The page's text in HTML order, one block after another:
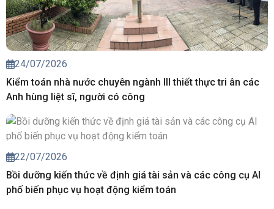
24/07/2026
Kiểm toán nhà nước chuyên ngành III thiết thực tri ân các
Anh hùng liệt sĩ, người có công
22/07/2026
Bồi dưỡng kiến thức về định giá tài sản và các công cụ AI
phố biến phục vụ hoạt động kiểm toán